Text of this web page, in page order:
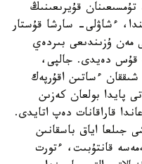
قۇيرىعىنىڭ
اينالاسىندا، ءشاۋلى- سارشا قۇستار
مەن ۇزىندىعى بىردەي
قۇس دەيدى. جالپى،
شىققان ءساتىن اقۇرپەك
پايدا بولعان كەزىن
قاراقانات دەپ اتايدى.
جىلعا اياق باسقانىن
قانتۇبىت، ءتورت